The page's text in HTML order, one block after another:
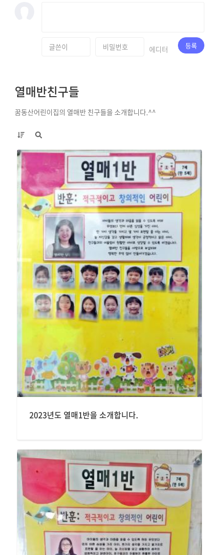
에디터 등록
열매반친구들
꿈동산어린이집의 열매반 친구들을 소개합니다.^^
2023년도 열매1반을 소개합니다.